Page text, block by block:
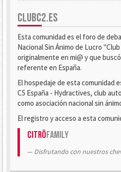
CLUBC2.ES
Esta comunidad es el foro de
Nacional Sin Ánimo de Lucro
originalmente en mi@ y que
referente en España.
El hospedaje de esta comunidad
C5 España - Hydractives, club
como asociación nacional sin
El registro y acceso a esta
CitröFamily
Disfrutando con nuestros